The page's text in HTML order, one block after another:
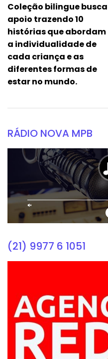
Coleção bilingue busca
apoio trazendo 10
histórias que abordam
a individualidade de
cada criança e as
diferentes formas de
estar no mundo.
RÁDIO NOVA MPB
(21) 9977 6 1051